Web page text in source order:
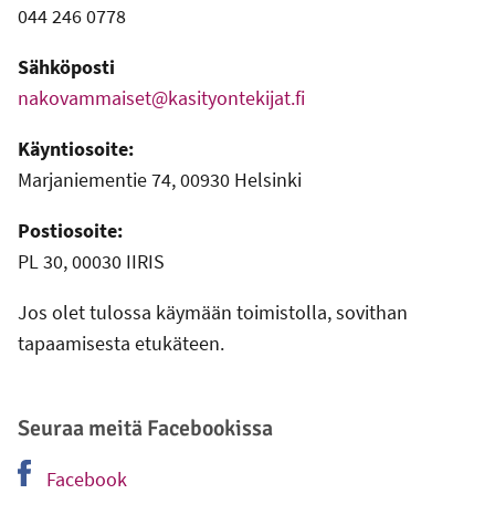
044 246 0778
Sähköposti
nakovammaiset@kasityontekijat.fi
Käyntiosoite:
Marjaniementie 74, 00930 Helsinki
Postiosoite:
PL 30, 00030 IIRIS
Jos olet tulossa käymään toimistolla, sovithan
tapaamisesta etukäteen.
Seuraa meitä Facebookissa
Facebook